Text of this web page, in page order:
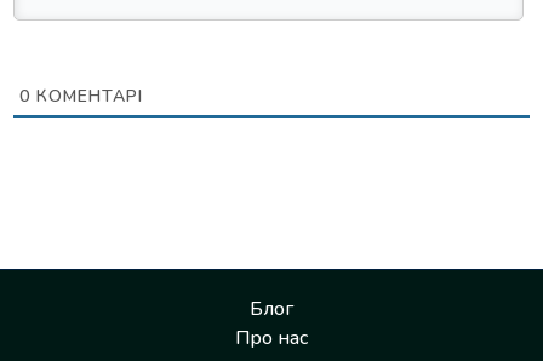
0 КОМЕНТАРІ
Блог
Про нас